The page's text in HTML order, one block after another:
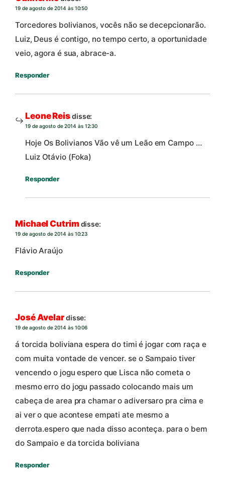
19 de agosto de 2014 às 10:50
Torcedores bolivianos, vocês não se decepcionarão.
Luiz, Deus é contigo, no tempo certo, a oportunidade
veio, agora é sua, abrace-a.
Responder
Leone Reisdisse:
19 de agosto de 2014 às 12:30
Hoje Os Bolivianos Vão vê um Leão em Campo …
Luiz Otávio (Foka)
Responder
Michael Cutrimdisse:
19 de agosto de 2014 às 10:23
Flávio Araújo
Responder
José Avelardisse:
19 de agosto de 2014 às 10:06
á torcida boliviana espera do timi é jogar com raça e
com muita vontade de vencer. se o Sampaio tiver
vencendo o jogu espero que Lisca não cometa o
mesmo erro do jogu passado colocando mais um
cabeça de area pra chamar o adiversaro pra cima e
ai ver o que acontese empati ate mesmo a
derrota.espero que nada disso aconteça. para o bem
do Sampaio e da torcida boliviana
Responder